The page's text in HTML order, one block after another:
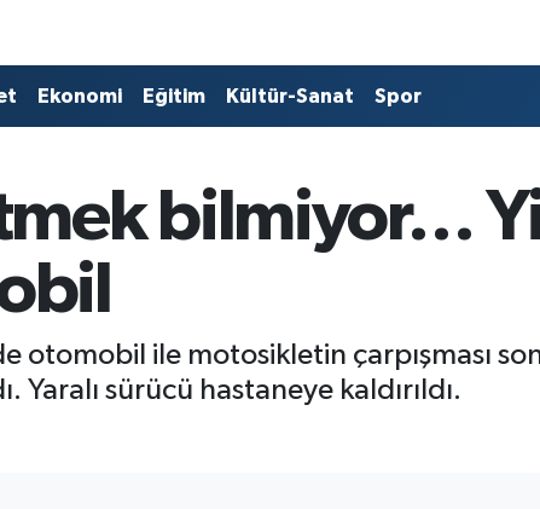
Ekonomi Eğitim Kültür-Sanat Spor
bilmiyor…
otomobil ile motosikletin çarpışması
Yaralı sürücü hastaneye kaldırıldı.